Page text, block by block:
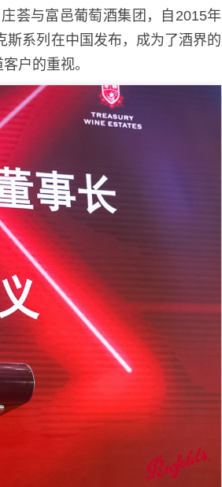
荟与富邑葡萄酒集团，自2015年
斯系列在中国发布，成为了酒界的
户的重视。